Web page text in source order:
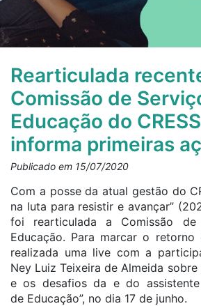
Rearticulada
Comissão de
Educação do
informa primeiras
Publicado em 15/07/2020
Com a posse da atual gestão do
na luta para resistir e avançar”
foi rearticulada a Comissão
Educação. Para marcar o
realizada uma live com a
Ney Luiz Teixeira de Almeida
e os desafios da e do
de Educação”, no dia 17 de junho.